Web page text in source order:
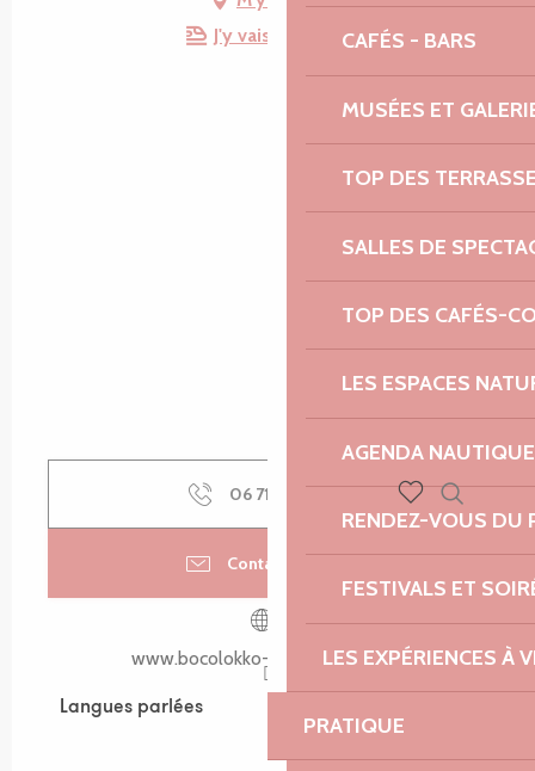
CAFÉS - BARS
MUSÉES ET
TOP DES
SALLES DE
TOP DES CAFÉS-
LES ESPACES
AGENDA NAUTIQUE
RENDEZ-VOUS DU
FESTIVALS ET
LES EXPÉRIENCES À
PRATIQUE
Voir les favoris
J'y vais en train !
06 71 73 09
Contactez-nous
www.bocolokko-traiteur-tregor.fr
Langues parlées
Langues parlées